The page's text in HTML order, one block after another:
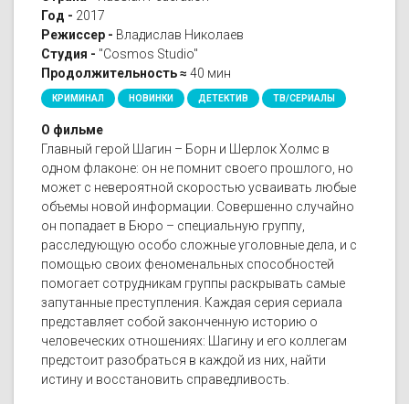
Год - 2017
Режиссер - Владислав Николаев
Студия - "Cosmos Studio"
Продолжительность ≈ 40 мин
КРИМИНАЛ НОВИНКИ ДЕТЕКТИВ ТВ/СЕРИАЛЫ
О фильме
Главный герой Шагин – Борн и Шерлок Холмс в
одном флаконе: он не помнит своего прошлого, но
может с невероятной скоростью усваивать любые
объемы новой информации. Совершенно случайно
он попадает в Бюро – специальную группу,
расследующую особо сложные уголовные дела, и с
помощью своих феноменальных способностей
помогает сотрудникам группы раскрывать самые
запутанные преступления. Каждая серия сериала
представляет собой законченную историю о
человеческих отношениях: Шагину и его коллегам
предстоит разобраться в каждой из них, найти
истину и восстановить справедливость.